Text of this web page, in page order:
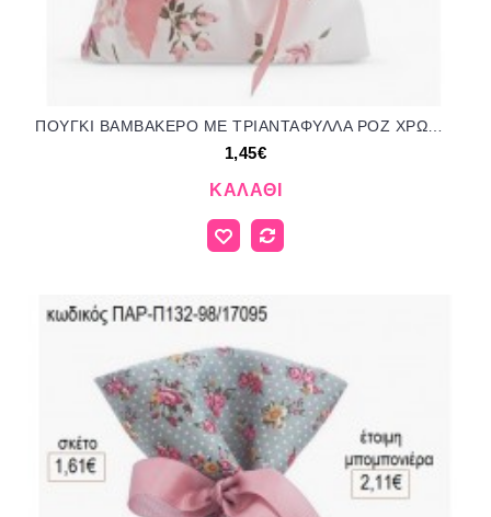
ΠΟΥΓΚΙ ΒΑΜΒΑΚΕΡΟ ΜΕ ΤΡΙΑΝΤΑΦΥΛΛΑ ΡΟΖ ΧΡΩΜΑ για μπομπονιέρες ΠΑΡ-Π543-94/17082 1.45€!!!
1,45€
ΚΑΛΆΘΙ